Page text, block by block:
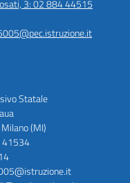
3: 02 884 44515
Statale
(MI)
41534